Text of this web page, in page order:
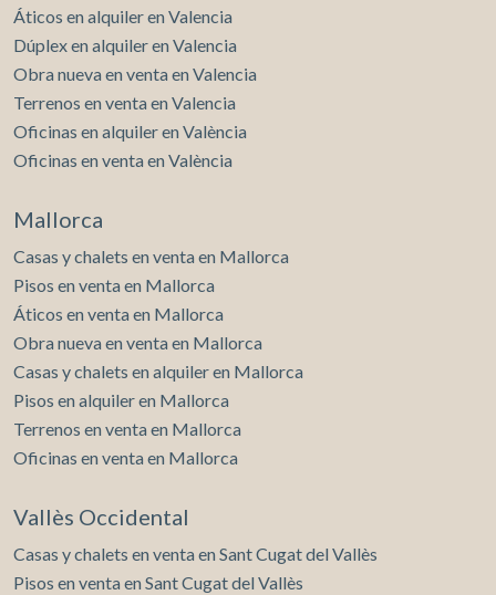
Áticos en alquiler en Valencia
Dúplex en alquiler en Valencia
Obra nueva en venta en Valencia
Terrenos en venta en Valencia
Oficinas en alquiler en València
Oficinas en venta en València
Mallorca
Casas y chalets en venta en Mallorca
Pisos en venta en Mallorca
Áticos en venta en Mallorca
Obra nueva en venta en Mallorca
Casas y chalets en alquiler en Mallorca
Pisos en alquiler en Mallorca
Terrenos en venta en Mallorca
Oficinas en venta en Mallorca
Vallès Occidental
Casas y chalets en venta en Sant Cugat del Vallès
Pisos en venta en Sant Cugat del Vallès